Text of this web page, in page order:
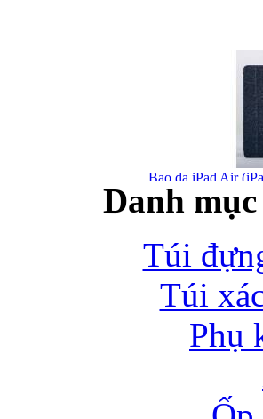
Bao da iPad Air
Bao da iPad Air
Danh
Túi
Túi
Phụ